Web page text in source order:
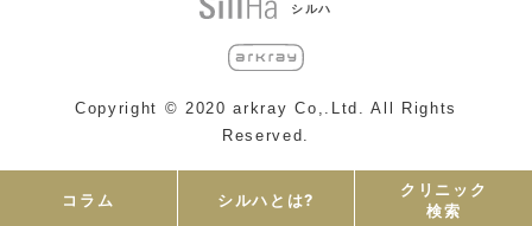
シルハ
Copyright © 2020 arkray Co,.Ltd. All Rights
Reserved.
コラム シルハとは?
クリニック
検索